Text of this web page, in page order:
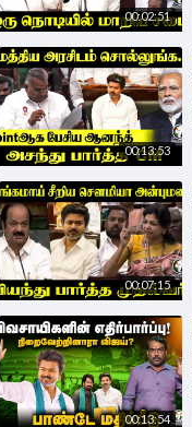
00:02:51
00:13:53
00:07:15
00:13:54